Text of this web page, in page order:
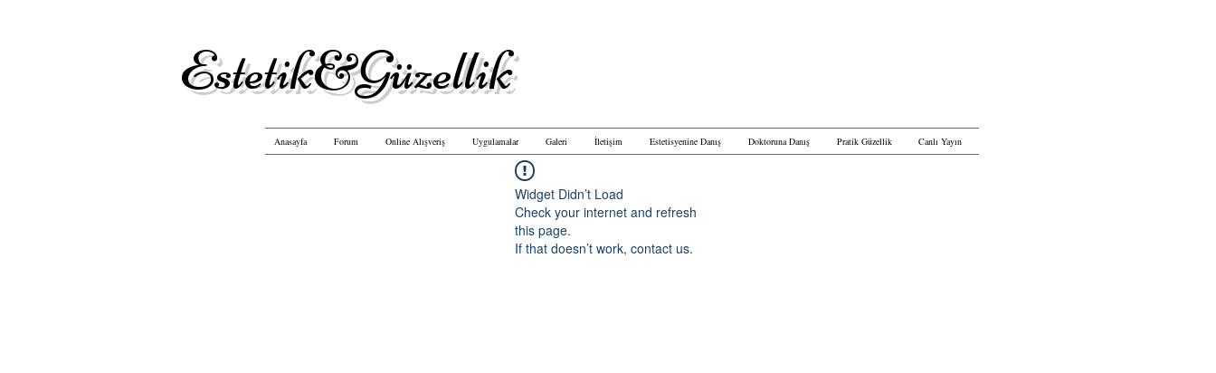
Estetik&Güzellik
Anasayfa Forum Online Alışveriş Uygulamalar Galeri İletişim Estetisyenine Danış Doktoruna Danış Pratik Güzellik Canlı Yayın
Widget Didn’t Load
Check your internet and refresh
this page.
If that doesn’t work, contact us.